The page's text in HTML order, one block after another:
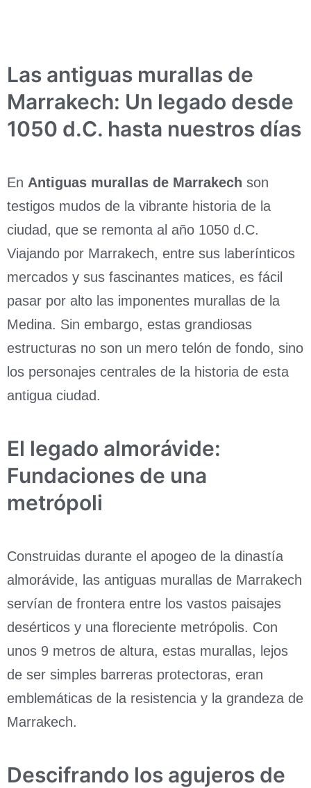
Las antiguas murallas de
Marrakech: Un legado desde
1050 d.C. hasta nuestros días
En Antiguas murallas de Marrakech son
testigos mudos de la vibrante historia de la
ciudad, que se remonta al año 1050 d.C.
Viajando por Marrakech, entre sus laberínticos
mercados y sus fascinantes matices, es fácil
pasar por alto las imponentes murallas de la
Medina. Sin embargo, estas grandiosas
estructuras no son un mero telón de fondo, sino
los personajes centrales de la historia de esta
antigua ciudad.
El legado almorávide:
Fundaciones de una
metrópoli
Construidas durante el apogeo de la dinastía
almorávide, las antiguas murallas de Marrakech
servían de frontera entre los vastos paisajes
desérticos y una floreciente metrópolis. Con
unos 9 metros de altura, estas murallas, lejos
de ser simples barreras protectoras, eran
emblemáticas de la resistencia y la grandeza de
Marrakech.
Descifrando los agujeros de